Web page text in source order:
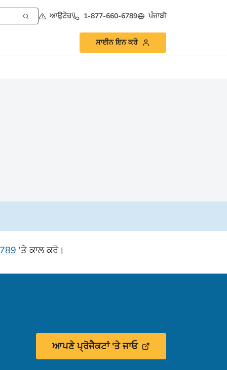
ਆਉਟੇਜ਼ 1-877-660-6789 ਪੰਜਾਬੀ
ਸਾਈਨ ਇਨ ਕਰੋ
'ਤੇ ਕਾਲ ਕਰੋ।
ਆਪਣੇ ਪ੍ਰੋਜੈਕਟਾਂ 'ਤੇ ਜਾਓ